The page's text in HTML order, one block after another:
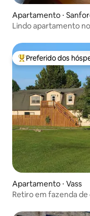
Apartamento ⋅
Lindo apartamento
Entre os melhores
Preferido dos
Apartamento ⋅ Vass
Retiro em fazenda